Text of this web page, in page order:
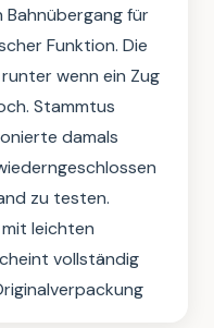
Bahnübergang für
Funktion. Die
wenn ein Zug
Stammtus
damals
zu testen.
leichten
vollständig